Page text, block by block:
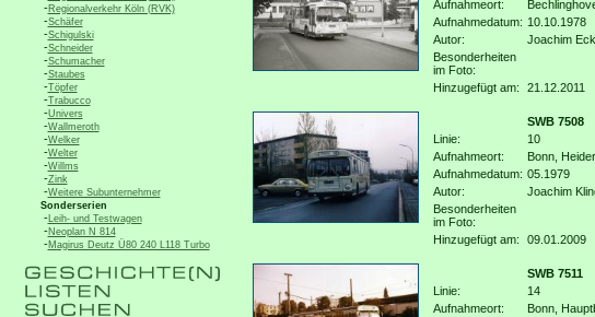
-Regionalverkehr Köln (RVK)
-Schäfer
-Schigulski
-Schneider
-Schumacher
-Staubes
-Töpfer
-Trabucco
-Univers
-Wallmeroth
-Welker
-Welter
-Willms
-Zink
-Weitere Subunternehmer
Sonderserien
-Leih- und Testwagen
-Neoplan N 814
-Magirus Deutz Ü80 240 L118 Turbo
Aufnahmeort:
Aufnahmedatum: 10.10.1978
Autor:
Joachim
Besonderheiten
im Foto:
Hinzugefügt am:
21.12.2011
SWB 7508
Linie:
10
Aufnahmeort:
Bonn,
Aufnahmedatum: 05.1979
Autor:
Joachim
Besonderheiten
im Foto:
Hinzugefügt am:
09.01.2009
SWB 7511
Linie:
14
Aufnahmeort:
Bonn,